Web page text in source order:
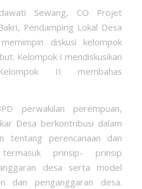
Sewang, CO Projet
Pendamping Lokal Desa
diskusi kelompok
Kelompok I mendiskusikan
II membahas
perwakilan perempuan,
Desa berkontribusi dalam
tentang perencanaan dan
prinsip- prinsip
desa serta model
dan penganggaran desa.